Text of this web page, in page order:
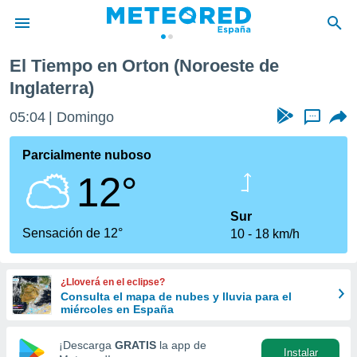
de
para
la
calidad.
a este
forma
digital
El Tiempo en Orton (Noroeste de
Inglaterra)
05:04 Domingo ...
Parcialmente nuboso
12°
Sensación de 12°
Sur
10
18 km/h
¿Lloverá en el eclipse?
Consulta el mapa de nubes y lluvia para el
miércoles en España
¡Descarga GRATIS la app de
Instalar